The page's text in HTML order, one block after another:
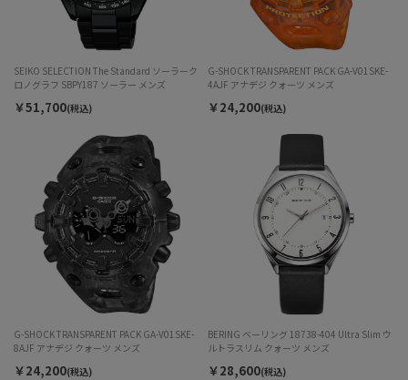
SEIKO SELECTION The Standard ソーラーク
ロノグラフ SBPY187 ソーラー メンズ
￥51,700(税込)
G-SHOCK TRANSPARENT PACK GA-V01SKE-
4AJF アナデジ クォーツ メンズ
￥24,200(税込)
G-SHOCK TRANSPARENT PACK GA-V01SKE-
8AJF アナデジ クォーツ メンズ
￥24,200(税込)
BERING ベーリング 18738-404 Ultra Slim ウ
ルトラスリム クォーツ メンズ
￥28,600(税込)